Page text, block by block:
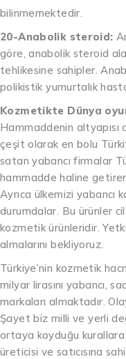
bilinmemektedir.
20-Anabolik steroid:
göre, anabolik steroid
tehlikesine sahipler.
polikistik yumurtalık
Kozmetikte Dünya
Hammaddenin
çeşit olarak en bolu
satan yabancı firmalar
hammadde haline
Ayrıca ülkemizi yabancı
durumdalar. Bu ürünler
kozmetik ürünleridir.
almalarını bekliyoruz.
Türkiye’nin kozmetik
milyar lirasını yabancı,
markaları almaktadır.
Şayet biz milli ve yerli
ortaya koyduğu
üreticisi ve satıcısına